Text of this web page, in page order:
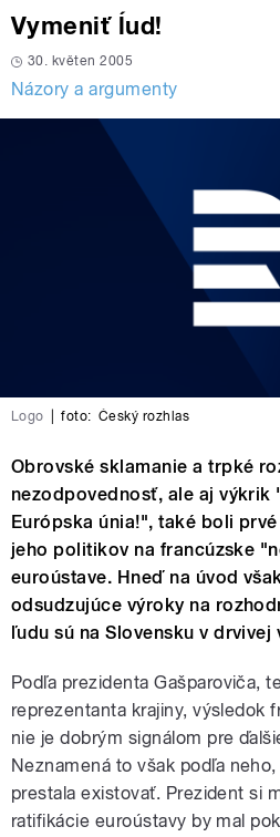
Vymeniť ĺud!
30. květen 2005
Názory a argumenty
Logo foto: Český rozhlas
Obrovské sklamanie a trpké
nezodpovednosť, ale aj výkrik
Európska únia!", také boli
jeho politikov na francúzske
euroústave. Hneď na úvod
odsudzujúce výroky na
ľudu sú na Slovensku v drvivej
Podľa prezidenta Gašparoviča,
reprezentanta krajiny, výsledok
nie je dobrým signálom pre
Neznamená to však podľa
prestala existovať. Prezident si
ratifikácie euroústavy by mal